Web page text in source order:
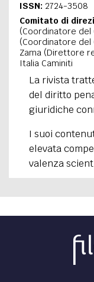
ISSN: 2724-3508
Comitato di
(Coordinatore del
(Coordinatore del
Zama (Direttore
Italia Caminiti
La rivista
del diritto
giuridiche
I suoi
elevata
valenza